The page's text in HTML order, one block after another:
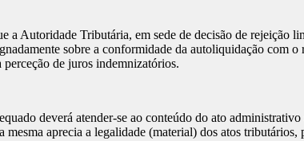
a Autoridade Tributária, em sede de decisão de rejeição
sobre a conformidade da autoliquidação com
de juros indemnizatórios.
deverá atender-se ao conteúdo do ato
aprecia a legalidade (material) dos atos